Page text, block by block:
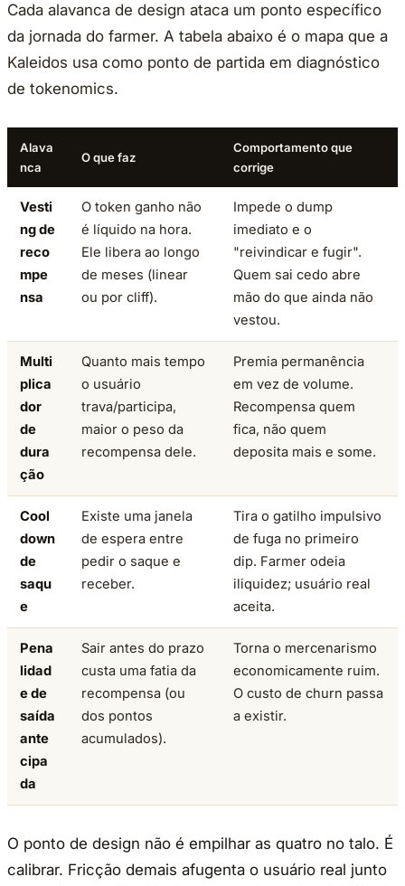
Cada alavanca de design ataca um ponto específico
da jornada do farmer. A tabela abaixo é o mapa que a
Kaleidos usa como ponto de partida em diagnóstico
de tokenomics.
Alava
nca
O que faz
Comportamento que
corrige
Vesti
ng de
reco
mpe
nsa
O token ganho não
é líquido na hora.
Ele libera ao longo
de meses (linear
ou por cliff).
Impede o dump
imediato e o
"reivindicar e fugir".
Quem sai cedo abre
mão do que ainda não
vestou.
Multi
plica
dor
de
dura
ção
Quanto mais tempo
o usuário
trava/participa,
maior o peso da
recompensa dele.
Premia permanência
em vez de volume.
Recompensa quem
fica, não quem
deposita mais e some.
Cool
down
de
saqu
e
Existe uma janela
de espera entre
pedir o saque e
receber.
Tira o gatilho impulsivo
de fuga no primeiro
dip. Farmer odeia
iliquidez; usuário real
aceita.
Pena
lidad
e de
saída
ante
cipa
da
Sair antes do prazo
custa uma fatia da
recompensa (ou
dos pontos
acumulados).
Torna o mercenarismo
economicamente ruim.
O custo de churn passa
a existir.
O ponto de design não é empilhar as quatro no talo. É
calibrar. Fricção demais afugenta o usuário real junto